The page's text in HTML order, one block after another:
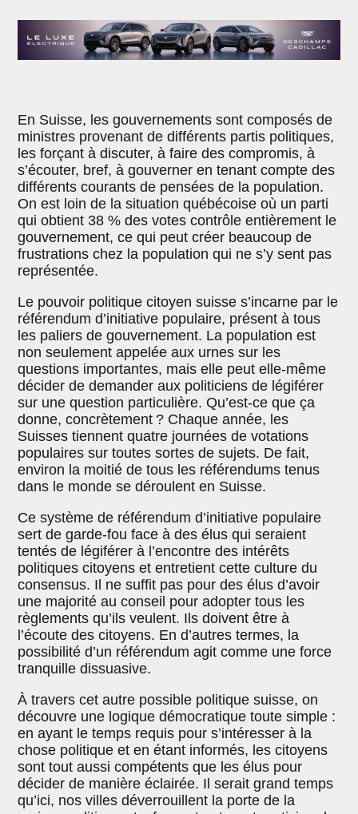
En Suisse, les gouvernements sont composés de
ministres provenant de différents partis politiques,
les forçant à discuter, à faire des compromis, à
s’écouter, bref, à gouverner en tenant compte des
différents courants de pensées de la population.
On est loin de la situation québécoise où un parti
qui obtient 38 % des votes contrôle entièrement le
gouvernement, ce qui peut créer beaucoup de
frustrations chez la population qui ne s’y sent pas
représentée.
Le pouvoir politique citoyen suisse s’incarne par le
référendum d’initiative populaire, présent à tous
les paliers de gouvernement. La population est
non seulement appelée aux urnes sur les
questions importantes, mais elle peut elle-même
décider de demander aux politiciens de légiférer
sur une question particulière. Qu’est-ce que ça
donne, concrètement ? Chaque année, les
Suisses tiennent quatre journées de votations
populaires sur toutes sortes de sujets. De fait,
environ la moitié de tous les référendums tenus
dans le monde se déroulent en Suisse.
Ce système de référendum d’initiative populaire
sert de garde-fou face à des élus qui seraient
tentés de légiférer à l’encontre des intérêts
politiques citoyens et entretient cette culture du
consensus. Il ne suffit pas pour des élus d’avoir
une majorité au conseil pour adopter tous les
règlements qu’ils veulent. Ils doivent être à
l’écoute des citoyens. En d’autres termes, la
possibilité d’un référendum agit comme une force
tranquille dissuasive.
À travers cet autre possible politique suisse, on
découvre une logique démocratique toute simple :
en ayant le temps requis pour s’intéresser à la
chose politique et en étant informés, les citoyens
sont tout aussi compétents que les élus pour
décider de manière éclairée. Il serait grand temps
qu’ici, nos villes déverrouillent la porte de la